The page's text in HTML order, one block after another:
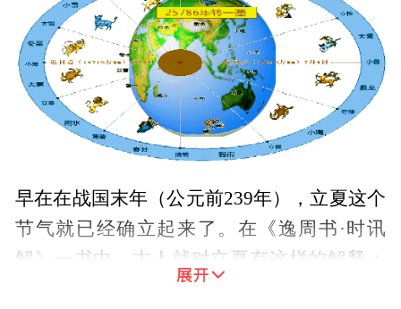
早在在战国末年（公元前239年），立夏这个
节气就已经确立起来了。在《逸周书·时讯
解》一书中，古人就对立夏有这样的解释：